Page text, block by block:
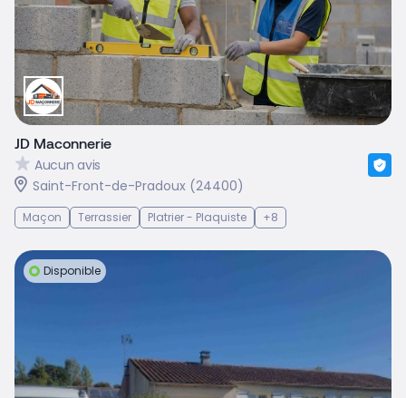
JD Maconnerie
Aucun avis
Saint-Front-de-Pradoux (24400)
Maçon Terrassier Platrier - Plaquiste +8
Disponible